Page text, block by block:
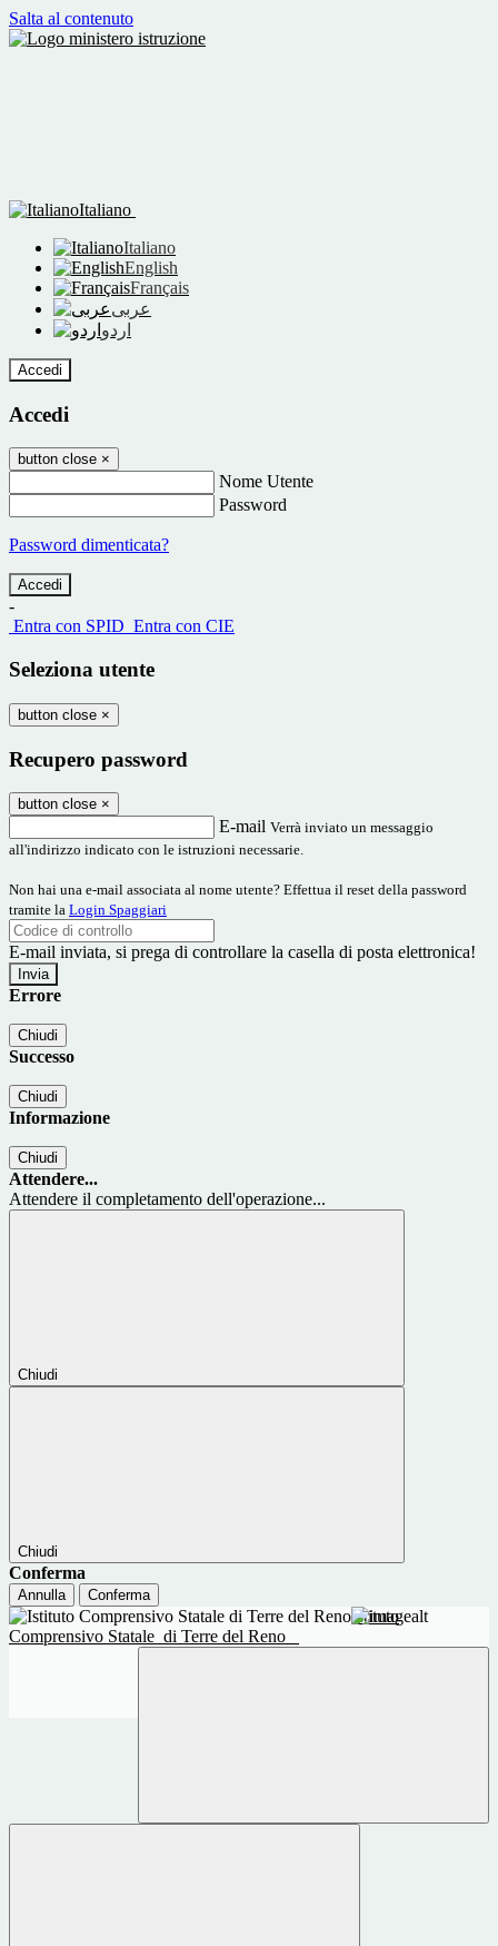
Salta al contenuto
Italiano
Italiano
English
Français
عربى
اردو
Accedi
Accedi
button close ×
Nome Utente
Password
Password dimenticata?
-
Entra con SPID Entra con CIE
Seleziona utente
button close ×
Recupero password
button close ×
E-mail Verrà inviato un messaggio
all'indirizzo indicato con le istruzioni necessarie.
Non hai una e-mail associata al nome utente? Effettua il reset della password
tramite la Login Spaggiari
E-mail inviata, si prega di controllare la casella di posta elettronica!
Errore
Chiudi
Successo
Chiudi
Informazione
Chiudi
Attendere...
Attendere il completamento dell'operazione...
Chiudi
Chiudi
Conferma
Annulla Conferma
Istituto
Comprensivo Statale di Terre del Reno